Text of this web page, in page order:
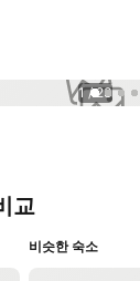
1 / 23
교
비슷한 숙소